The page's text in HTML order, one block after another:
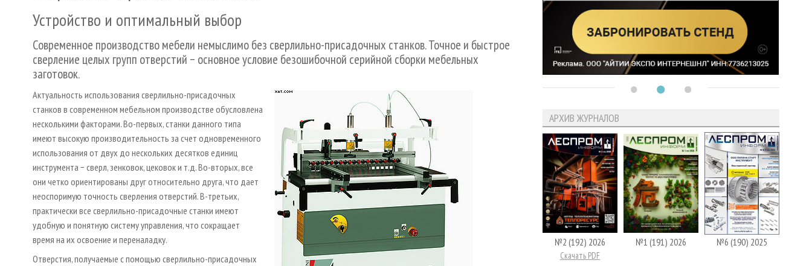
Устройство и оптимальный выбор
Современное производство мебели немыслимо без сверлильно-присадочных станков. Точное и быстрое
сверление целых групп отверстий − основное условие безошибочной серийной сборки мебельных
заготовок.
Актуальность использования сверлильно-присадочных
станков в современном мебельном производстве обусловлена
несколькими факторами. Во-первых, станки данного типа
имеют высокую производительность за счет одновременного
использования от двух до нескольких десятков единиц
инструмента − сверл, зенковок, цековок и т.д. Во-вторых, все
они четко ориентированы друг относительно друга, что дает
неоспоримую точность сверления отверстий. В-третьих,
практически все сверлильно-присадочные станки имеют
удобную и понятную систему управления, что сокращает
время на их освоение и переналадку.
Отверстия, получаемые с помощью сверлильно-присадочных
АРХИВ ЖУРНАЛОВ
№2 (192) 2026
Скачать PDF
№1 (191) 2026 №6 (190) 2025